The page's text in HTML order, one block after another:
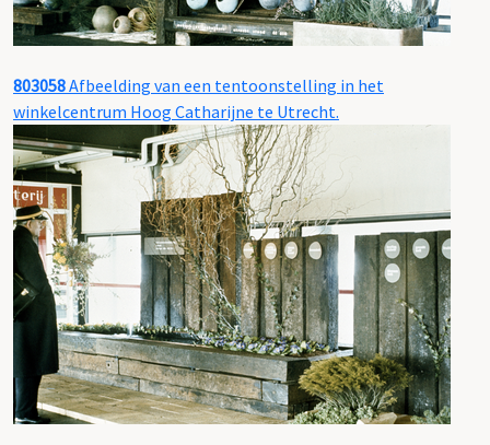
803058Afbeelding van een tentoonstelling in het
winkelcentrum Hoog Catharijne te Utrecht.